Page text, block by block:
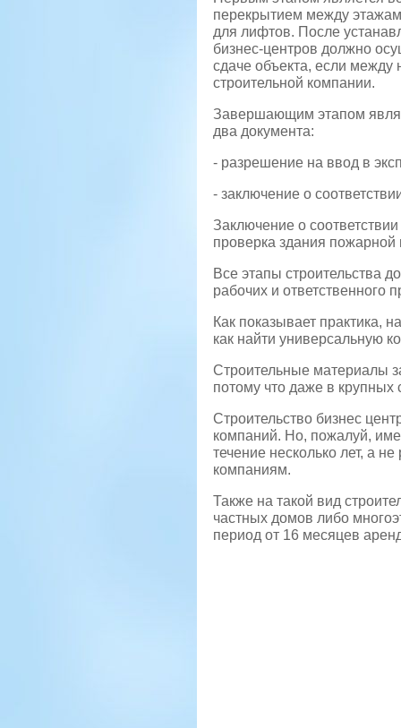
перекрытием между
для лифтов. После
бизнес-центров должно
сдаче объекта, если между
строительной компании.
Завершающим этапом
два документа:
- разрешение на ввод в
- заключение о
Заключение о
проверка здания
Все этапы строительства
рабочих и ответственного
Как показывает практика,
как найти универсальную
Строительные материалы
потому что даже в крупных
Строительство бизнес
компаний. Но, пожалуй,
течение несколько лет, а
компаниям.
Также на такой вид
частных домов либо
период от 16 месяцев